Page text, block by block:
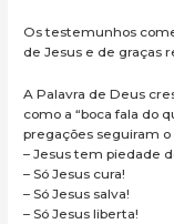
Os testemunhos
de Jesus e de graças
A Palavra de Deus
como a “boca fala do
pregações seguiram
– Jesus tem piedade
– Só Jesus cura!
– Só Jesus salva!
– Só Jesus liberta!